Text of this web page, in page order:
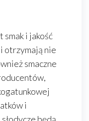
i jakość
otrzymają nie
smaczne
i